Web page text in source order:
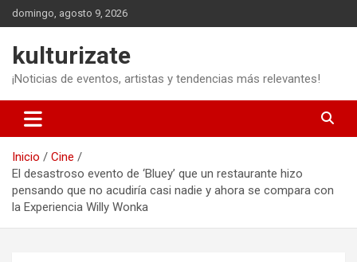
Saltar
al
domingo, agosto 9, 2026
kulturizate
¡Noticias de eventos, artistas y tendencias más relevantes!
Inicio
Cine
El desastroso evento de ‘Bluey’ que un restaurante hizo
pensando que no acudiría casi nadie y ahora se compara con
la Experiencia Willy Wonka